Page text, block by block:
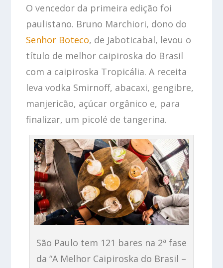
O vencedor da primeira edição foi
paulistano. Bruno Marchiori, dono do
Senhor Boteco, de Jaboticabal, levou o
título de melhor caipiroska do Brasil
com a caipiroska Tropicália. A receita
leva vodka Smirnoff, abacaxi, gengibre,
manjericão, açúcar orgânico e, para
finalizar, um picolé de tangerina.
São Paulo tem 121 bares na 2ª fase
da “A Melhor Caipiroska do Brasil –